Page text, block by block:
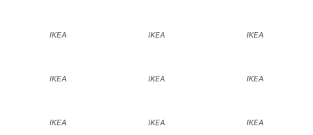
IKEA IKEA IKEA
IKEA IKEA IKEA
IKEA IKEA IKEA